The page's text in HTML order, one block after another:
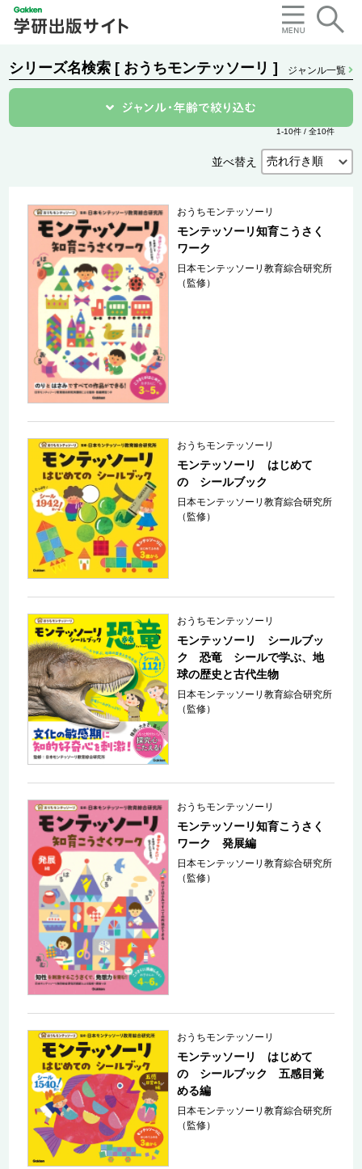
シリーズ名検索 [ おうちモンテッソーリ ] ジャンル一覧
1-10件 / 全10件
並べ替え
おうちモンテッソーリ
モンテッソーリ知育こうさく
ワーク
日本モンテッソーリ教育綜合研究所
（監修）
おうちモンテッソーリ
モンテッソーリ はじめて
の シールブック
日本モンテッソーリ教育綜合研究所
（監修）
おうちモンテッソーリ
モンテッソーリ シールブッ
ク 恐竜 シールで学ぶ、地
球の歴史と古代生物
日本モンテッソーリ教育綜合研究所
（監修）
おうちモンテッソーリ
モンテッソーリ知育こうさく
ワーク 発展編
日本モンテッソーリ教育綜合研究所
（監修）
おうちモンテッソーリ
モンテッソーリ はじめて
の シールブック 五感目覚
める編
日本モンテッソーリ教育綜合研究所
（監修）